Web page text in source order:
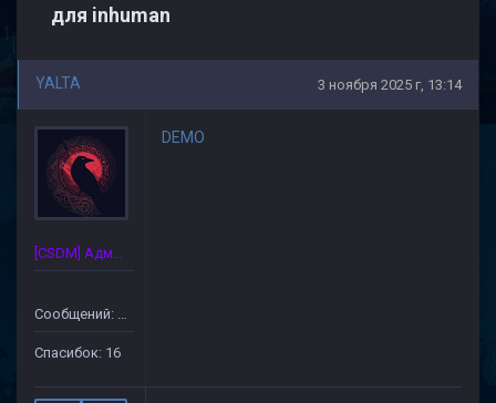
для inhuman
YALTA 3 ноября 2025 г, 13:14
[CSDM] Администратор
Сообщений: 175
Спасибок: 16
DEMO